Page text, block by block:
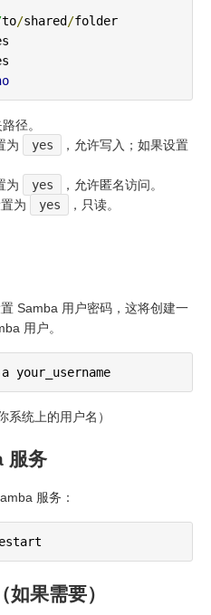
to/shared /folder
径。
为 yes
，允许写入；如果设置
为 yes
，允许匿名访问。
为 yes ，只读。
Samba 用户密码，这将创建一
用户。
a your_username
系统上的用户名）
服务
服务：
果需要）